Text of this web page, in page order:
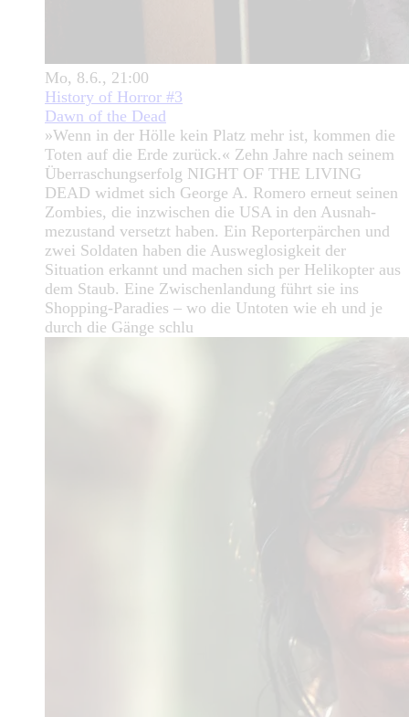
Mo, 8.6., 21:00
History of Horror #3
Dawn of the Dead
»Wenn in der Hölle kein Platz mehr ist, kommen die
Toten auf die Erde zurück.« Zehn Jahre nach seinem
Überraschungserfolg NIGHT OF THE LIVING
DEAD widmet sich George A. Romero erneut seinen
Zombies, die inzwischen die USA in den Ausnah-
mezustand versetzt haben. Ein Reporterpärchen und
zwei Soldaten haben die Ausweglosigkeit der
Situation erkannt und machen sich per Helikopter aus
dem Staub. Eine Zwischenlandung führt sie ins
Shopping-Paradies – wo die Untoten wie eh und je
durch die Gänge schlu